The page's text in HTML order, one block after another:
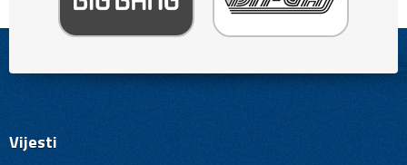
Vijesti